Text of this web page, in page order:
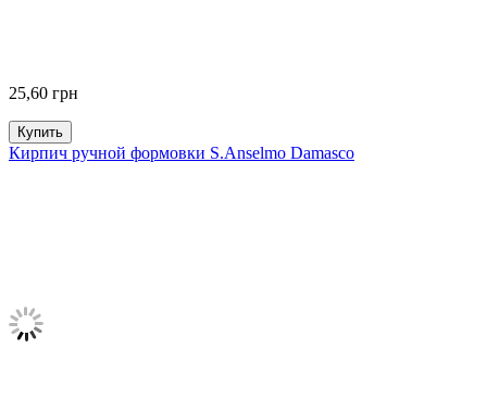
25,60 грн
Купить
Кирпич ручной формовки S.Anselmo Damasco